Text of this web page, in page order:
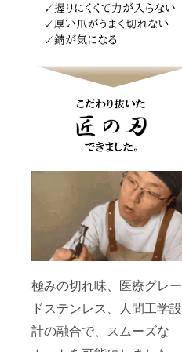
極みの切れ味、医療グレー
ドステンレス、人間工学設
計の融合で、スムーズな